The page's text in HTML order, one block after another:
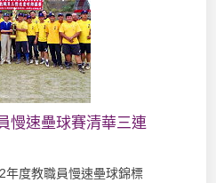
慢速壘球賽清華三連
年度教職員慢速壘球錦標